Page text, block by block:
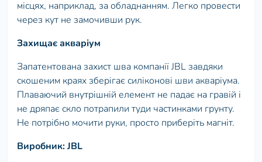
місцях, наприклад, за обладнанням. Легко провести
через кут не замочивши рук.
Захищає акваріум
Запатентована захист шва компанії JBL завдяки
скошеним краях зберігає силіконові шви акваріума.
Плаваючий внутрішній елемент не падає на гравій і
не дряпає скло потрапили туди частинками грунту.
Не потрібно мочити руки, просто приберіть магніт.
Виробник: JBL